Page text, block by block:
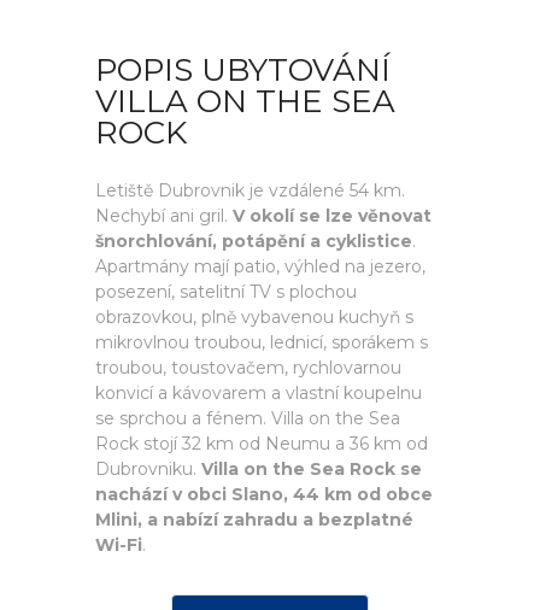
POPIS UBYTOVÁNÍ
VILLA ON THE SEA
ROCK
Letiště Dubrovnik je vzdálené 54 km.
Nechybí ani gril. V okolí se lze věnovat
šnorchlování, potápění a cyklistice.
Apartmány mají patio, výhled na jezero,
posezení, satelitní TV s plochou
obrazovkou, plně vybavenou kuchyň s
mikrovlnou troubou, lednicí, sporákem s
troubou, toustovačem, rychlovarnou
konvicí a kávovarem a vlastní koupelnu
se sprchou a fénem. Villa on the Sea
Rock stojí 32 km od Neumu a 36 km od
Dubrovniku. Villa on the Sea Rock se
nachází v obci Slano, 44 km od obce
Mlini, a nabízí zahradu a bezplatné
Wi-Fi.